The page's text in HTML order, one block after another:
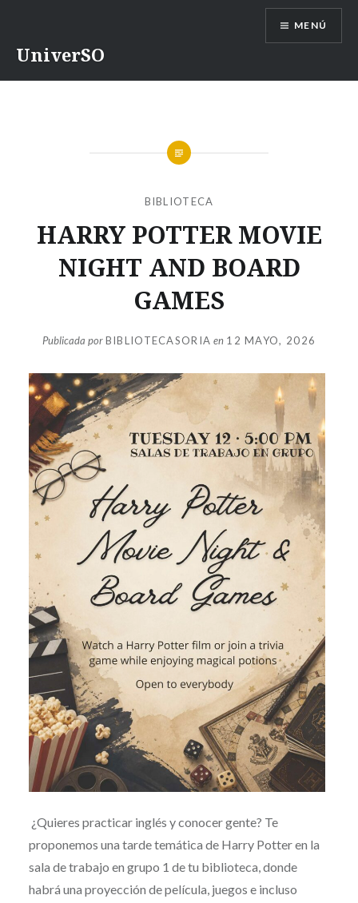
UniverSO
MENÚ
BIBLIOTECA
HARRY POTTER MOVIE
NIGHT AND BOARD
GAMES
Publicada porBIBLIOTECASORIA en 12 MAYO, 2026
¿Quieres practicar inglés y conocer gente? Te
proponemos una tarde temática de Harry Potter en la
sala de trabajo en grupo 1 de tu biblioteca, donde
habrá una proyección de película, juegos e incluso